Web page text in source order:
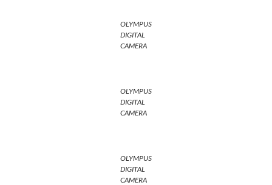
OLYMPUS
DIGITAL
CAMERA
OLYMPUS
DIGITAL
CAMERA
OLYMPUS
DIGITAL
CAMERA